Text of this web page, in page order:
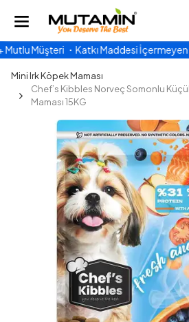
Katkı Maddesi İçermeyen %100 Doğal
Mini Irk Köpek Maması
Chef’s Kibbles Norveç Somonlu
Maması 15KG